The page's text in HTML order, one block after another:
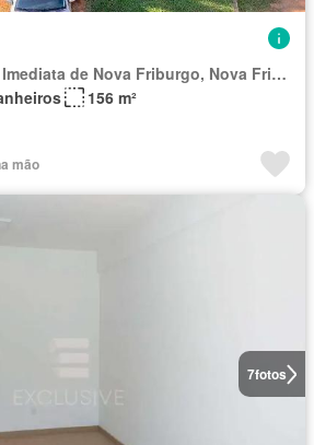
Região Geográfica Imediata de Nova Friburgo, Nova Friburgo
156 m²
mão
7fotos